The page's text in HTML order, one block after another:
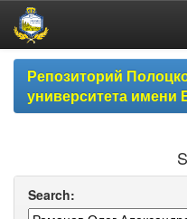
Skip
navigationРепозиторий
университета
Search: